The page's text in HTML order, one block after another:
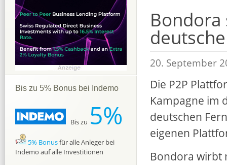
20. September
Die P2P
Kampagne im
deutschen
eigenen
Bondora
Bis zu 5% Bonus bei Indemo
Bis zu 5%
5% Bonusfür alle Anleger bei
Indemo auf alle Investitionen